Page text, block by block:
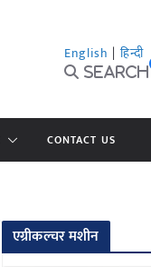
English | हिन्दी
Search
CONTACT US
एग्रीकल्चर मशीन